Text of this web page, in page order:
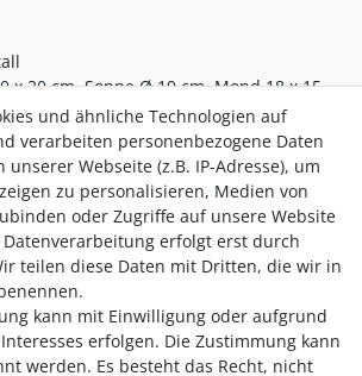
x 20 cm, Sonne Ø 19 cm, Mond 18 x 15
(nicht enthalten)
Außenbereich geeignet
für alle, die das Besondere lieben –
für eigene Wohlfühlmomente im
Lichter.
und ähnliche Technologien auf
verarbeiten personenbezogene Daten
Webseite (z.B. IP-Adresse), um
zu personalisieren, Medien von
oder Zugriffe auf unsere Website
erfolgt erst durch
teilen diese Daten mit Dritten, die wir in
kann mit Einwilligung oder aufgrund
erfolgen. Die Zustimmung kann
werden. Es besteht das Recht, nicht